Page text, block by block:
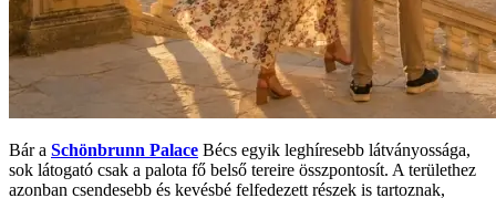
Bár a Schönbrunn Palace Bécs egyik leghíresebb látványossága,
sok látogató csak a palota fő belső tereire összpontosít. A területhez
azonban csendesebb és kevésbé felfedezett részek is tartoznak,